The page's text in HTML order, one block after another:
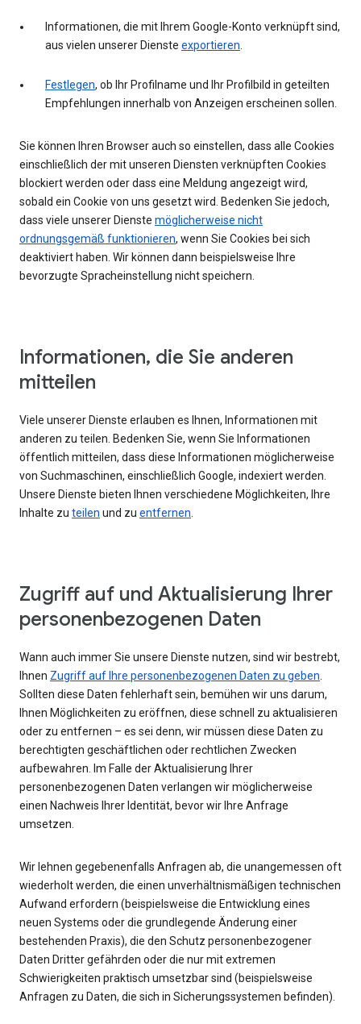
Informationen, die mit Ihrem Google-Konto verknüpft sind,
aus vielen unserer Dienste exportieren.
Festlegen, ob Ihr Profilname und Ihr Profilbild in geteilten
Empfehlungen innerhalb von Anzeigen erscheinen sollen.
Sie können Ihren Browser auch so einstellen, dass alle Cookies
einschließlich der mit unseren Diensten verknüpften Cookies
blockiert werden oder dass eine Meldung angezeigt wird,
sobald ein Cookie von uns gesetzt wird. Bedenken Sie jedoch,
dass viele unserer Dienste möglicherweise nicht
ordnungsgemäß funktionieren, wenn Sie Cookies bei sich
deaktiviert haben. Wir können dann beispielsweise Ihre
bevorzugte Spracheinstellung nicht speichern.
Informationen, die Sie anderen
mitteilen
Viele unserer Dienste erlauben es Ihnen, Informationen mit
anderen zu teilen. Bedenken Sie, wenn Sie Informationen
öffentlich mitteilen, dass diese Informationen möglicherweise
von Suchmaschinen, einschließlich Google, indexiert werden.
Unsere Dienste bieten Ihnen verschiedene Möglichkeiten, Ihre
Inhalte zu teilen und zu entfernen.
Zugriff auf und Aktualisierung Ihrer
personenbezogenen Daten
Wann auch immer Sie unsere Dienste nutzen, sind wir bestrebt,
Ihnen Zugriff auf Ihre personenbezogenen Daten zu geben.
Sollten diese Daten fehlerhaft sein, bemühen wir uns darum,
Ihnen Möglichkeiten zu eröffnen, diese schnell zu aktualisieren
oder zu entfernen – es sei denn, wir müssen diese Daten zu
berechtigten geschäftlichen oder rechtlichen Zwecken
aufbewahren. Im Falle der Aktualisierung Ihrer
personenbezogenen Daten verlangen wir möglicherweise
einen Nachweis Ihrer Identität, bevor wir Ihre Anfrage
umsetzen.
Wir lehnen gegebenenfalls Anfragen ab, die unangemessen oft
wiederholt werden, die einen unverhältnismäßigen technischen
Aufwand erfordern (beispielsweise die Entwicklung eines
neuen Systems oder die grundlegende Änderung einer
bestehenden Praxis), die den Schutz personenbezogener
Daten Dritter gefährden oder die nur mit extremen
Schwierigkeiten praktisch umsetzbar sind (beispielsweise
Anfragen zu Daten, die sich in Sicherungssystemen befinden).